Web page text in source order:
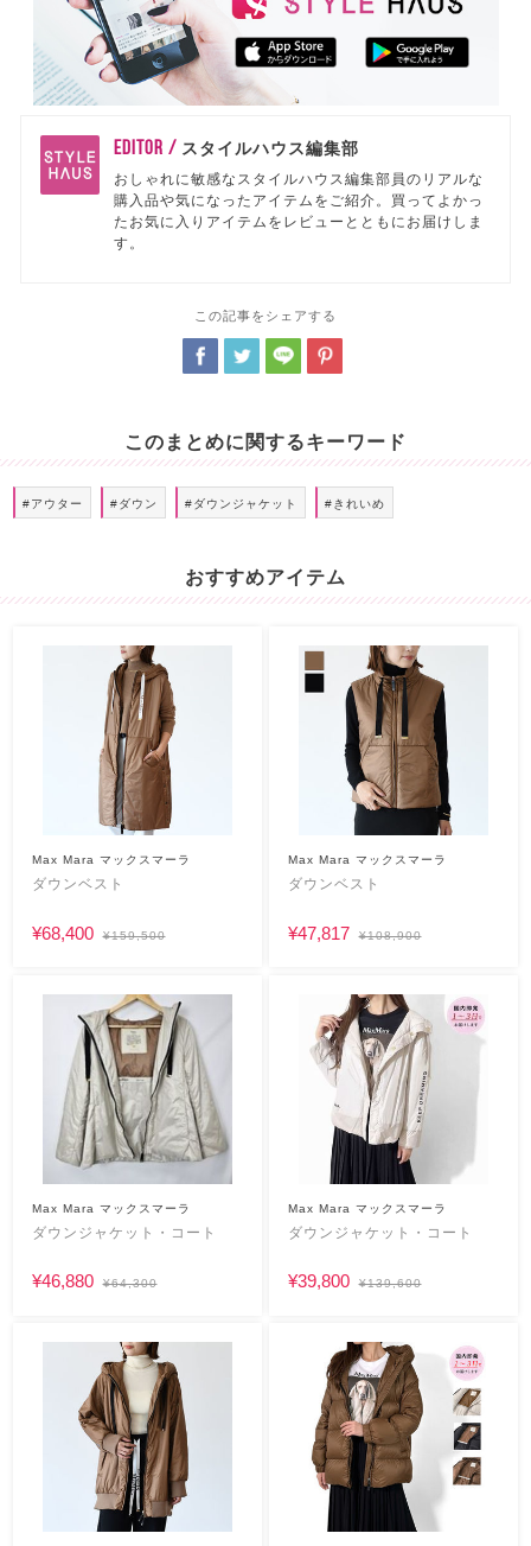
EDITOR / スタイルハウス編集部
おしゃれに敏感なスタイルハウス編集部員のリアルな
購入品や気になったアイテムをご紹介。買ってよかっ
たお気に入りアイテムをレビューとともにお届けしま
す。
この記事をシェアする
このまとめに関するキーワード
#アウター #ダウン #ダウンジャケット #きれいめ
おすすめアイテム
Max Mara マックスマーラ
ダウンベスト
¥68,400 ¥159,500
Max Mara マックスマーラ
ダウンベスト
¥47,817 ¥108,900
Max Mara マックスマーラ
ダウンジャケット・コート
¥46,880 ¥64,300
Max Mara マックスマーラ
ダウンジャケット・コート
¥39,800 ¥139,600